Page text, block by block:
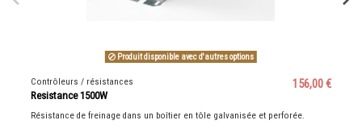
Produit disponible avec d'autres options
Contrôleurs / résistances
Resistance 1500W
156,00 €
Résistance de freinage dans un boîtier en tôle galvanisée et perforée.